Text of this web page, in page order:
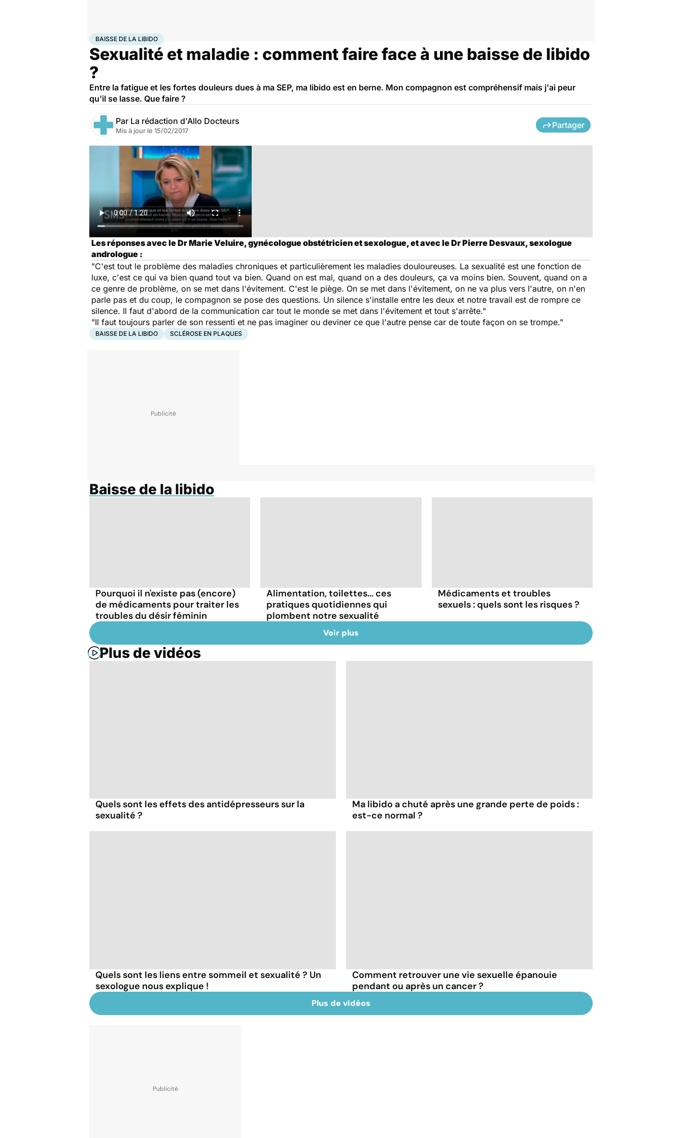
AccueilSanté Baisse de la libido
BAISSE DE LA LIBIDO
Sexualité et maladie : comment faire face à une baisse de libido
?
Entre la fatigue et les fortes douleurs dues à ma SEP, ma libido est en berne. Mon compagnon est compréhensif mais j'ai peur
qu'il se lasse. Que faire ?
Par La rédaction d'Allo Docteurs
Mis à jour le 15/02/2017
Partager
Les réponses avec le Dr Marie Veluire, gynécologue obstétricien et sexologue, et avec le Dr Pierre Desvaux, sexologue
andrologue :
"C'est tout le problème des maladies chroniques et particulièrement les maladies douloureuses. La sexualité est une fonction de
luxe, c'est ce qui va bien quand tout va bien. Quand on est mal, quand on a des douleurs, ça va moins bien. Souvent, quand on a
ce genre de problème, on se met dans l'évitement. C'est le piège. On se met dans l'évitement, on ne va plus vers l'autre, on n'en
parle pas et du coup, le compagnon se pose des questions. Un silence s'installe entre les deux et notre travail est de rompre ce
silence. Il faut d'abord de la communication car tout le monde se met dans l'évitement et tout s'arrête."
"Il faut toujours parler de son ressenti et ne pas imaginer ou deviner ce que l'autre pense car de toute façon on se trompe."
BAISSE DE LA LIBIDO SCLÉROSE EN PLAQUES
Baisse de la libido
Pourquoi il n'existe pas (encore)
de médicaments pour traiter les
troubles du désir féminin
Alimentation, toilettes... ces
pratiques quotidiennes qui
plombent notre sexualité
Médicaments et troubles
sexuels : quels sont les risques ?
Voir plus
Plus de vidéos
Quels sont les effets des antidépresseurs sur la
sexualité ?
Ma libido a chuté après une grande perte de poids :
est-ce normal ?
Quels sont les liens entre sommeil et sexualité ? Un
sexologue nous explique !
Comment retrouver une vie sexuelle épanouie
pendant ou après un cancer ?
Plus de vidéos